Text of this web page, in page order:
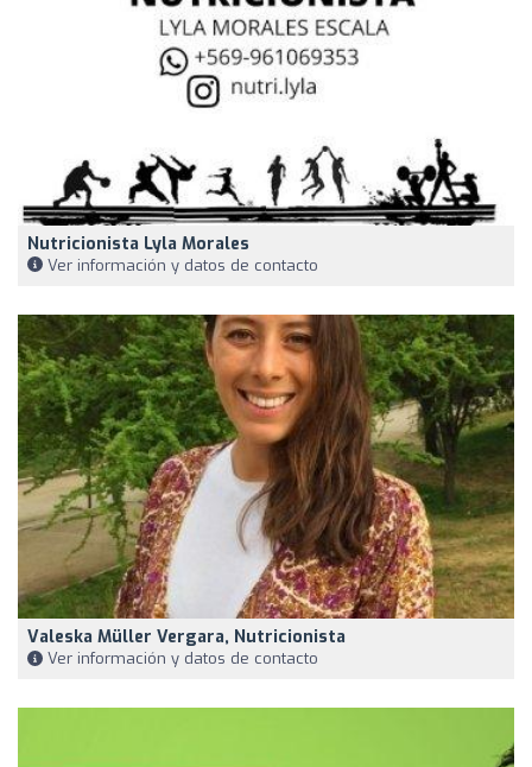
Nutricionista Lyla Morales
Ver información y datos de contacto
Valeska Müller Vergara, Nutricionista
Ver información y datos de contacto